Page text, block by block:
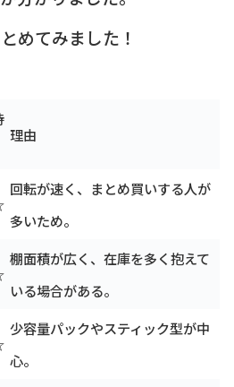
めてみました！
理由
回転が速く、まとめ買いする人が
多いため。
棚面積が広く、在庫を多く抱えて
いる場合がある。
少容量パックやスティック型が中
心。